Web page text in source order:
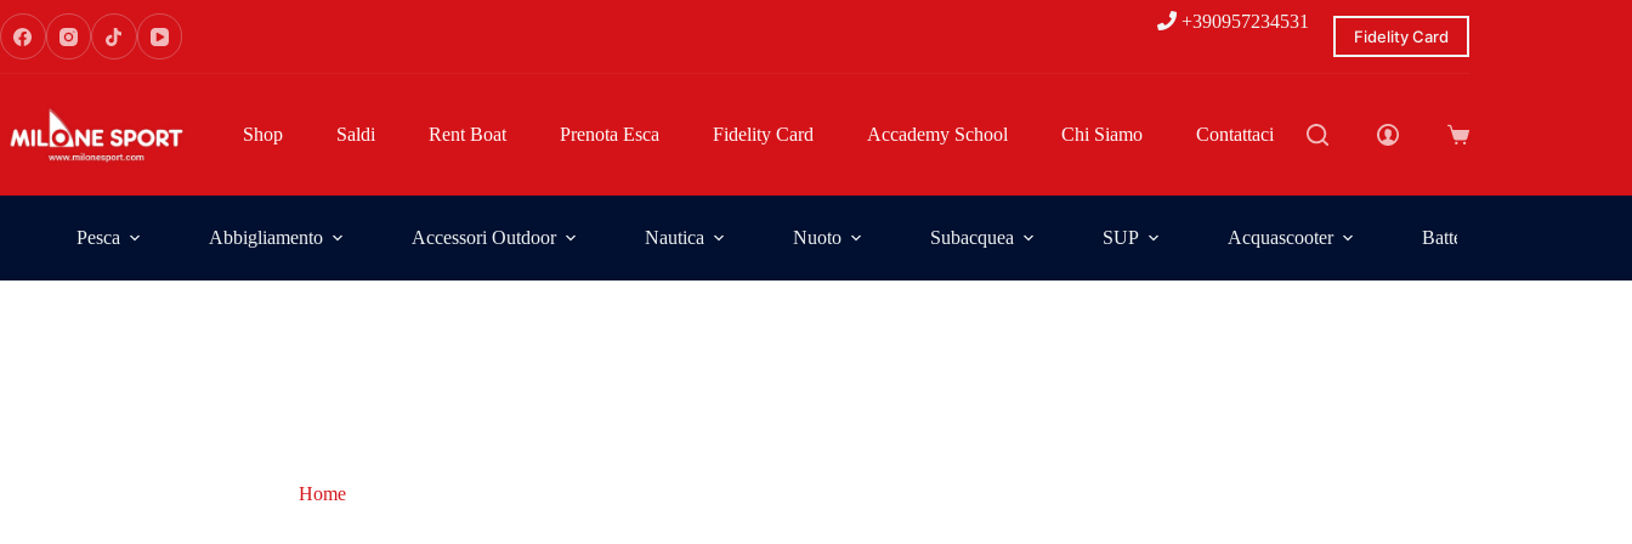
+390957234531
Fidelity Card
Shop Saldi Rent Boat Prenota Esca Fidelity Card Accademy School Chi Siamo Contattaci
Pesca Abbigliamento Accessori Outdoor Nautica Nuoto Subacquea SUP Acquascooter Batterie
Home